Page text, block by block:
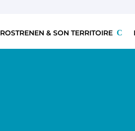
ROSTRENEN & SON TERRITOIRE